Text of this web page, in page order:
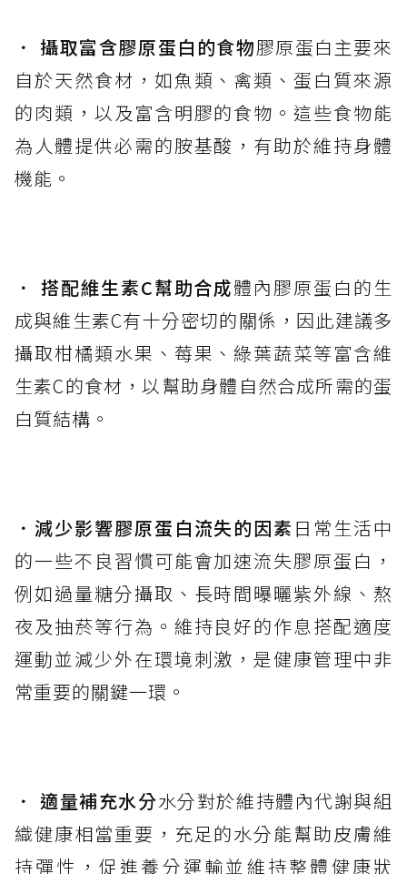
． 攝取富含膠原蛋白的食物膠原蛋白主要來
自於天然食材，如魚類、禽類、蛋白質來源
的肉類，以及富含明膠的食物。這些食物能
為人體提供必需的胺基酸，有助於維持身體
機能。
． 搭配維生素C幫助合成體內膠原蛋白的生
成與維生素C有十分密切的關係，因此建議多
攝取柑橘類水果、莓果、綠葉蔬菜等富含維
生素C的食材，以幫助身體自然合成所需的蛋
白質結構。
． 減少影響膠原蛋白流失的因素 日常生活中
的一些不良習慣可能會加速流失膠原蛋白，
例如過量糖分攝取、長時間曝曬紫外線、熬
夜及抽菸等行為。維持良好的作息搭配適度
運動並減少外在環境刺激，是健康管理中非
常重要的關鍵一環。
． 適量補充水分水分對於維持體內代謝與組
織健康相當重要，充足的水分能幫助皮膚維
持彈性，促進養分運輸並維持整體健康狀